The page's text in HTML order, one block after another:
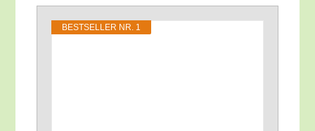
BEST­SEL­LER NR. 1